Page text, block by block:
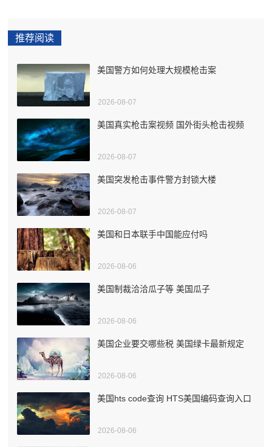
推荐阅读
美国警方如何处理大规模枪击案
2026-08-07
美国真实枪击案视频 国外街头枪击视频
2026-08-07
美国突发枪击事件警方封锁大楼
2026-08-07
美国和日本联手中国能应付吗
2026-08-06
美国制裁洽洽瓜子等 美国瓜子
2026-08-06
美国企业要交哪些税 美国绿卡最新规定
2026-08-06
美国hts code查询 HTS美国编码查询入口
2026-08-06